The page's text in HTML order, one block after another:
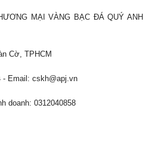
MẠI VÀNG BẠC ĐÁ QUÝ ANH
Cờ, TPHCM
- Email: cskh@apj.vn
doanh: 0312040858